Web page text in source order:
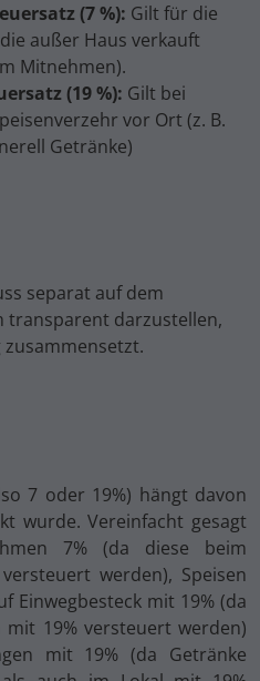
(7 %): Gilt für die
außer Haus verkauft
Mitnehmen).
(19 %): Gilt bei
vor Ort (z. B.
Getränke)
separat auf dem
transparent darzustellen,
7 oder 19%) hängt davon
wurde. Vereinfacht gesagt
7% (da diese beim
werden), Speisen
Einwegbesteck mit 19% (da
19% versteuert werden)
mit 19% (da Getränke